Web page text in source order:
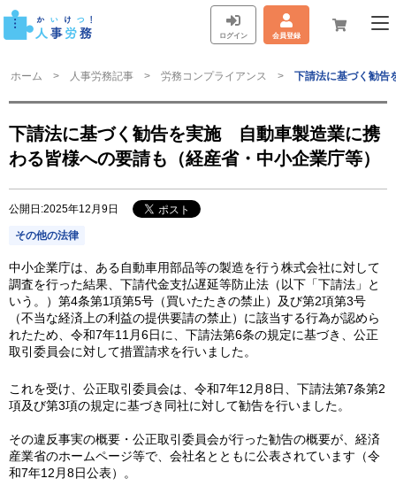
ログイン 会員登録
ホーム 人事労務記事 労務コンプライアンス 下請法に基づく勧告
下請法に基づく勧告を実施 自動車製造業に携
わる皆様への要請も（経産省・中小企業庁等）
公開日:2025年12月9日
その他の法律
中小企業庁は、ある自動車用部品等の製造を行う株式会社に対して
調査を行った結果、下請代金支払遅延等防止法（以下「下請法」と
いう。）第4条第1項第5号（買いたたきの禁止）及び第2項第3号
（不当な経済上の利益の提供要請の禁止）に該当する行為が認めら
れたため、令和7年11月6日に、下請法第6条の規定に基づき、公正
取引委員会に対して措置請求を行いました。
これを受け、公正取引委員会は、令和7年12月8日、下請法第7条第2
項及び第3項の規定に基づき同社に対して勧告を行いました。
その違反事実の概要・公正取引委員会が行った勧告の概要が、経済
産業省のホームページ等で、会社名とともに公表されています（令
和7年12月8日公表）。